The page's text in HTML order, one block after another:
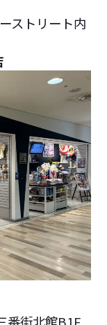
ストリート内
番街北館B1F